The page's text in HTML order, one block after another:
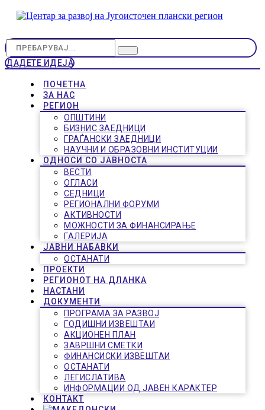
ДАДЕТЕ ИДЕЈА
ПОЧЕТНА
ЗА НАС
РЕГИОН
ОПШТИНИ
БИЗНИС ЗАЕДНИЦИ
ГРАЃАНСКИ ЗАЕДНИЦИ
НАУЧНИ И ОБРАЗОВНИ ИНСТИТУЦИИ
ОДНОСИ СО ЈАВНОСТА
ВЕСТИ
ОГЛАСИ
СЕДНИЦИ
РЕГИОНАЛНИ ФОРУМИ
АКТИВНОСТИ
МОЖНОСТИ ЗА ФИНАНСИРАЊЕ
ГАЛЕРИЈА
ЈАВНИ НАБАВКИ
ОСТАНАТИ
ПРОЕКТИ
РЕГИОНОТ НА ДЛАНКА
НАСТАНИ
ДОКУМЕНТИ
ПРОГРАМА ЗА РАЗВОЈ
ГОДИШНИ ИЗВЕШТАИ
АКЦИОНЕН ПЛАН
ЗАВРШНИ СМЕТКИ
ФИНАНСИСКИ ИЗВЕШТАИ
ОСТАНАТИ
ЛЕГИСЛАТИВА
ИНФОРМАЦИИ ОД ЈАВЕН КАРАКТЕР
КОНТАКТ